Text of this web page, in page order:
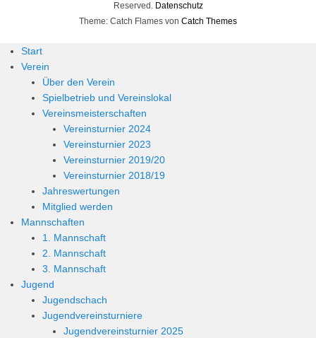
Reserved. Datenschutz
Theme: Catch Flames von Catch Themes
Start
Verein
Über den Verein
Spielbetrieb und Vereinslokal
Vereinsmeisterschaften
Vereinsturnier 2024
Vereinsturnier 2023
Vereinsturnier 2019/20
Vereinsturnier 2018/19
Jahreswertungen
Mitglied werden
Mannschaften
1. Mannschaft
2. Mannschaft
3. Mannschaft
Jugend
Jugendschach
Jugendvereinsturniere
Jugendvereinsturnier 2025